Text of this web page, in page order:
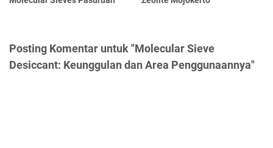
Posting Komentar untuk "Molecular Sieve
Desiccant: Keunggulan dan Area Penggunaannya"